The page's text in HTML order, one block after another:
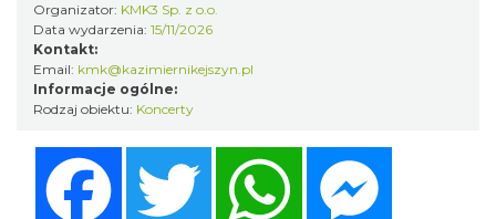
Henryk Miśkiewicz – 75 lat Mistrza i Goście
Katowice
Organizator: KMK3 Sp. z o.o.
Data wydarzenia: 15/11/2026
Kontakt:
Email: kmk@kazimiernikejszyn.pl
Informacje ogólne:
Rodzaj obiektu: Koncerty
Twitter WhatsApp